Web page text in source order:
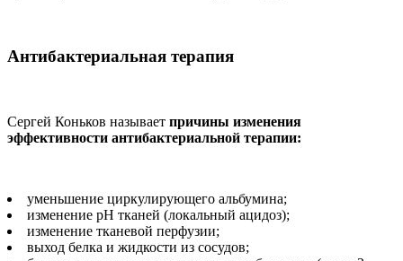
Антибактериальная терапия
Сергей Коньков называет причины изменения
эффективности антибактериальной терапии:
уменьшение циркулирующего альбумина;
изменение рН тканей (локальный ацидоз);
изменение тканевой перфузии;
выход белка и жидкости из сосудов;